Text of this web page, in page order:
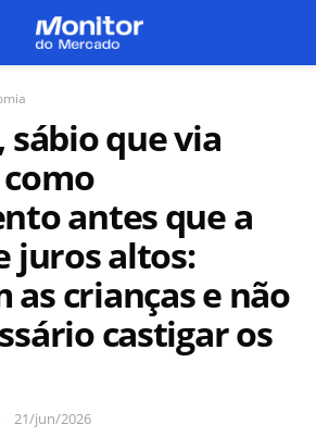
sábio que via
antes que a
juros altos:
as crianças e não
castigar os
21/jun/2026